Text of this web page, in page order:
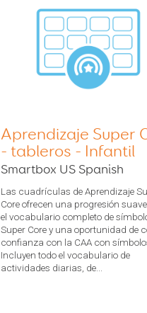
Aprendizaje Super
- tableros - Infantil
Smartbox US Spanish
Las cuadrículas de Aprendizaje
Core ofrecen una progresión
el vocabulario completo de
Super Core y una oportunidad de
confianza con la CAA con
Incluyen todo el vocabulario de
actividades diarias, de...